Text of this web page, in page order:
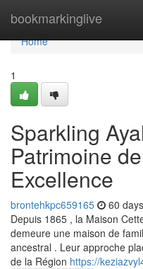
bookmarkinglive
Home
Home
1
Sparkling
Patrimoine
Excellence
brontehkpc659165 60
Depuis 1865 , la Maison
demeure une maison de
ancestral . Leur approche
de la Région https://